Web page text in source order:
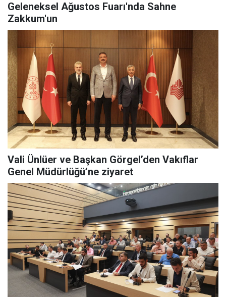
Geleneksel Ağustos Fuarı'nda Sahne
Zakkum'un
Vali Ünlüer ve Başkan Görgel’den Vakıflar
Genel Müdürlüğü’ne ziyaret